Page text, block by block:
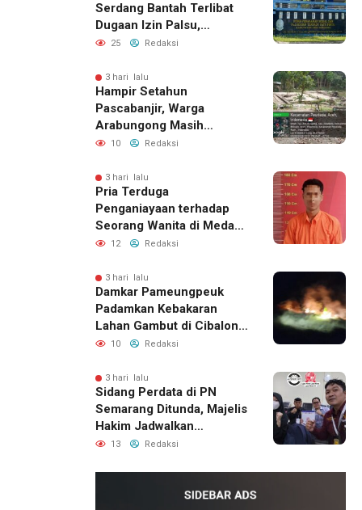
Serdang Bantah Terlibat
Dugaan Izin Palsu,
Tegaskan Proses
Jalur Resmi
25 Redaksi
3 hari lalu
Hampir Setahun
Pascabanjir, Warga
Arabungong Masih
Menunggu Bantuan
10 Redaksi
3 hari lalu
Pria Terduga
Penganiayaan terhadap
Seorang Wanita di Medan
Ditangkap Polisi
12 Redaksi
3 hari lalu
Damkar Pameungpeuk
Padamkan Kebakaran
Lahan Gambut di Cibalong,
Permukiman Warga
10 Redaksi
3 hari lalu
Sidang Perdata di PN
Semarang Ditunda, Majelis
Hakim Jadwalkan
Pemanggilan Ulang BPR
13 Redaksi